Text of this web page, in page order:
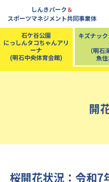
しんきパーク＆
スポーツマネジメント共同事業体
石ケ谷公園
にっしんタコちゃんアリ
ーナ
(明石中央体育会館)
キズナッ
（明石
魚
開
桜開花状況：令和